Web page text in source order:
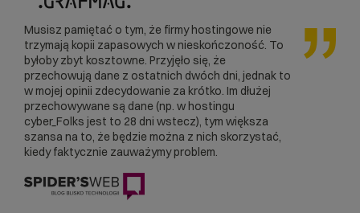
Musisz pamiętać o tym, że firmy hostingowe nie
trzymają kopii zapasowych w nieskończoność. To
byłoby zbyt kosztowne. Przyjęło się, że
przechowują dane z ostatnich dwóch dni, jednak to
w mojej opinii zdecydowanie za krótko. Im dłużej
przechowywane są dane (np. w hostingu
cyber_Folks jest to 28 dni wstecz), tym większa
szansa na to, że będzie można z nich skorzystać,
kiedy faktycznie zauważymy problem.